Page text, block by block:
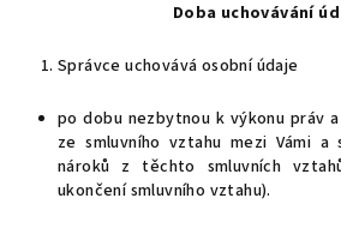
Doba uchovávání
Správce uchovává osobní údaje
po dobu nezbytnou k výkonu práv
ze smluvního vztahu mezi Vámi a
nároků z těchto smluvních
ukončení smluvního vztahu).